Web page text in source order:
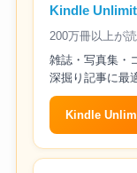
Kindle
200万冊以上が
雑誌・写真集・
深掘り記事に最
Kindle